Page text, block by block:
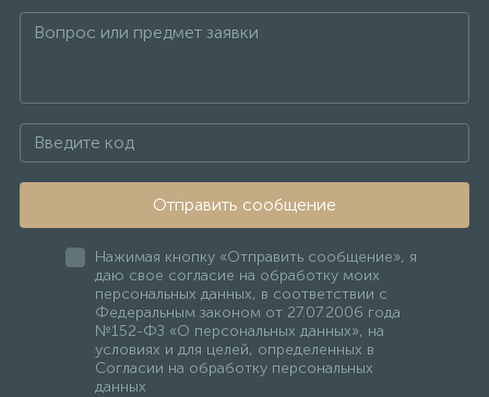
Отправить сообщение
Нажимая кнопку «Отправить сообщение», я
даю свое согласие на обработку моих
персональных данных, в соответствии с
Федеральным законом от 27.07.2006 года
№152-ФЗ «О персональных данных», на
условиях и для целей, определенных в
Согласии на обработку персональных
данных